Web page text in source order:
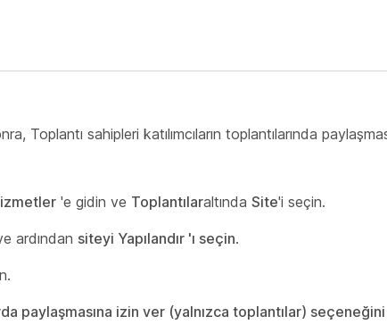
Toplantı sahipleri katılımcıların toplantılarında
'e gidin ve Toplantılaraltında Site'i seçin.
ardından siteyi Yapılandır 'ı seçin.
paylaşmasına izin ver (yalnızca toplantılar)